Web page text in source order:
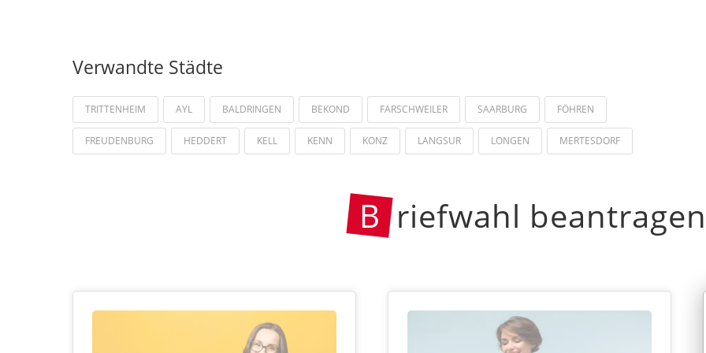
Verwandte Städte
TRITTENHEIM AYL BALDRINGEN BEKOND FARSCHWEILER SAARBURG FÖHREN
FREUDENBURG HEDDERT KELL KENN KONZ LANGSUR LONGEN MERTESDORF
B riefwahl beantragen